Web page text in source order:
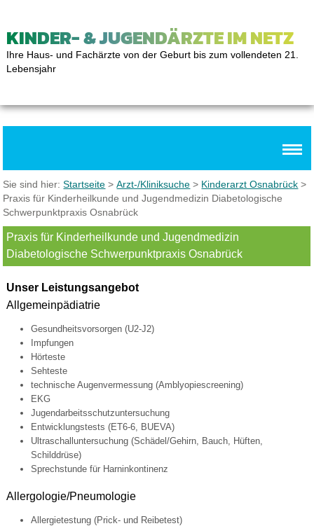
KINDER- & JUGENDÄRZTE IM NETZ
Ihre Haus- und Fachärzte von der Geburt bis zum vollendeten 21.
Lebensjahr
Sie sind hier:Startseite >Arzt-/Kliniksuche > Kinderarzt Osnabrück >
Praxis für Kinderheilkunde und Jugendmedizin Diabetologische
Schwerpunktpraxis Osnabrück
Praxis für Kinderheilkunde und Jugendmedizin
Diabetologische Schwerpunktpraxis Osnabrück
Unser Leistungsangebot
Allgemeinpädiatrie
Gesundheitsvorsorgen (U2-J2)
Impfungen
Hörteste
Sehteste
technische Augenvermessung (Amblyopiescreening)
EKG
Jugendarbeitsschutzuntersuchung
Entwicklungstests (ET6-6, BUEVA)
Ultraschalluntersuchung (Schädel/Gehirn, Bauch, Hüften,
Schilddrüse)
Sprechstunde für Harninkontinenz
Allergologie/Pneumologie
Allergietestung (Prick- und Reibetest)